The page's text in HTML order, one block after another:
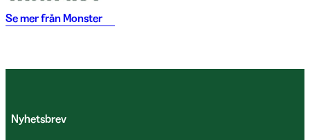
Se mer från Monster
Nyhetsbrev